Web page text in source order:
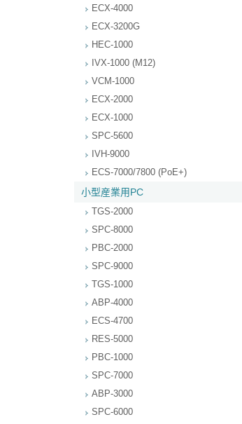
ECX-4000
ECX-3200G
HEC-1000
IVX-1000 (M12)
VCM-1000
ECX-2000
ECX-1000
SPC-5600
IVH-9000
ECS-7000/7800 (PoE+)
小型産業用PC
TGS-2000
SPC-8000
PBC-2000
SPC-9000
TGS-1000
ABP-4000
ECS-4700
RES-5000
PBC-1000
SPC-7000
ABP-3000
SPC-6000